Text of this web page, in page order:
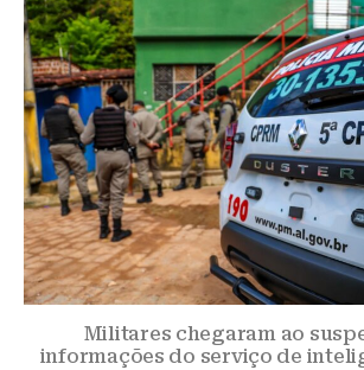
Militares chegaram ao
informações do serviço de